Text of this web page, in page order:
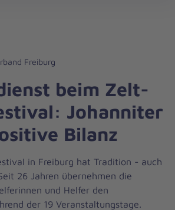
Freiburg
beim Zelt-
Johanniter
Bilanz
in Freiburg hat Tradition - auch
26 Jahren übernehmen die
und Helfer den
der 19 Veranstaltungstage.